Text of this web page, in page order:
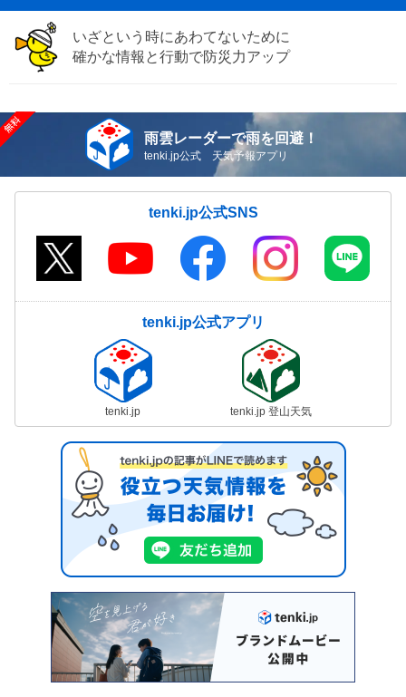
いざという時にあわてないために
確かな情報と行動で防災力アップ
雨雲レーダーで雨を回避！
tenki.jp公式 天気予報アプリ
tenki.jp公式SNS
tenki.jp公式アプリ
tenki.jp tenki.jp 登山天気